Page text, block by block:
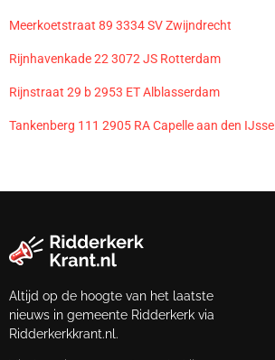
Meerkoetstraat 89 3334 SV Zwijndrecht
Rijnhavenkade 22 3072 JS Rotterdam
Rijnstraat 29 b 2953 ET Alblasserdam
Tankenberg 111 2905 RA Capelle aan den IJssel
Altijd op de hoogte van het laatste
nieuws in gemeente Ridderkerk via
Ridderkerkkrant.nl.